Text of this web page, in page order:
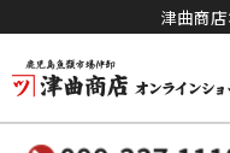
津曲商